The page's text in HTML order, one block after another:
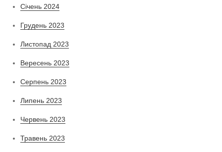
Січень 2024
Грудень 2023
Листопад 2023
Вересень 2023
Серпень 2023
Липень 2023
Червень 2023
Травень 2023